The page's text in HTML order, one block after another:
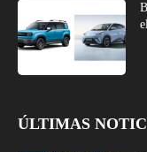
ÚLTIMAS